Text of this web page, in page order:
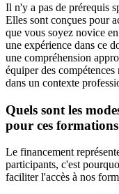
Il n'y a pas de prérequis
Elles sont conçues pour
que vous soyez novice
une expérience dans ce
une compréhension
équiper des
dans un contexte
Quels sont les
pour ces
Le financement
participants, c'est
faciliter l'accès à nos